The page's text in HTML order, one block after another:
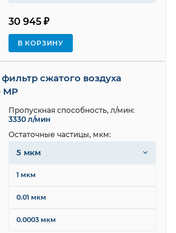
30 945 ₽
В КОРЗИНУ
сжатого воздуха
MP
Пропускная способность, л/мин:
3330 л/мин
Остаточные частицы, мкм:
5 мкм
1 мкм
0.01 мкм
0.0003 мкм